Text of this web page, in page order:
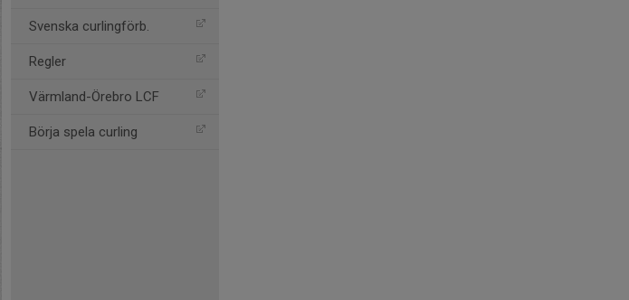
Svenska curlingförb.
Regler
Värmland-Örebro LCF
Börja spela curling